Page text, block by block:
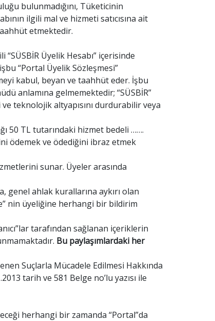
bulunmadığını, Tüketicinin
ilgili mal ve hizmeti satıcısına ait
etmektedir.
Üyelik Hesabı” içerisinde
“Portal Üyelik Sözleşmesi”
kabul, beyan ve taahhüt eder. İşbu
anlamına gelmemektedir; “SÜSBİR”
teknolojik altyapısını durdurabilir veya
50 TL tutarındaki hizmet bedeli …….
ödemek ve ödediğini ibraz etmek
sunar. Üyeler arasında
genel ahlak kurallarına aykırı olan
nin üyeliğine herhangi bir bildirim
tarafından sağlanan içeriklerin
Bu paylaşımlardaki her
Suçlarla Mücadele Edilmesi Hakkında
tarih ve 581 Belge no’lu yazısı ile
herhangi bir zamanda “Portal”da